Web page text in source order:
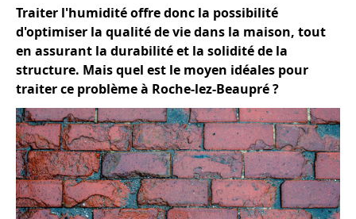
Traiter l'humidité offre donc la possibilité
d'optimiser la qualité de vie dans la maison, tout
en assurant la durabilité et la solidité de la
structure. Mais quel est le moyen idéales pour
traiter ce problème à Roche-lez-Beaupré ?